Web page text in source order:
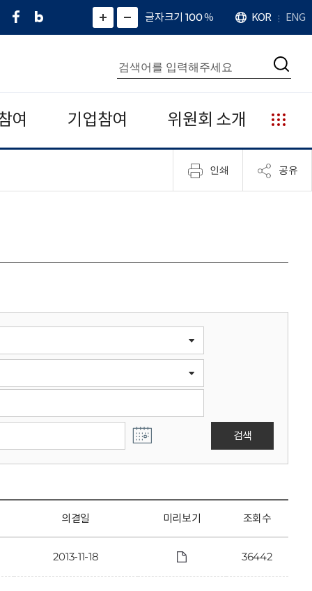
페
네
그
)
화
면
면
소
확
대
치
글자크기 100%
언
어
KOR ENG
통
합
검
색
검
여 기업참여 위원회 소개
누
리
집
안
인쇄 공유
검색
의결일 미리보기 조회수
2013-11-18 36442